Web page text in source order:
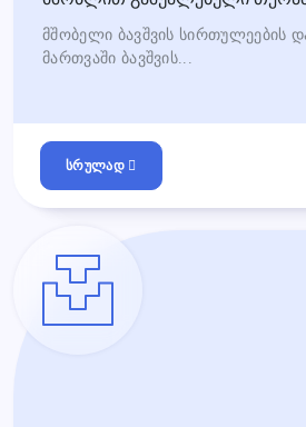
მშობელი ბავშვის სირთულეების
მართვაში ბავშვის...
სრულად